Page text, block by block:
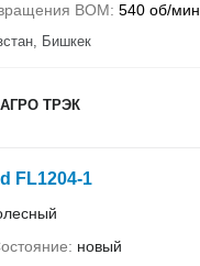
ВОМ 540 об/мин
Бишкек
ТРЭК
FL1204-1
новый